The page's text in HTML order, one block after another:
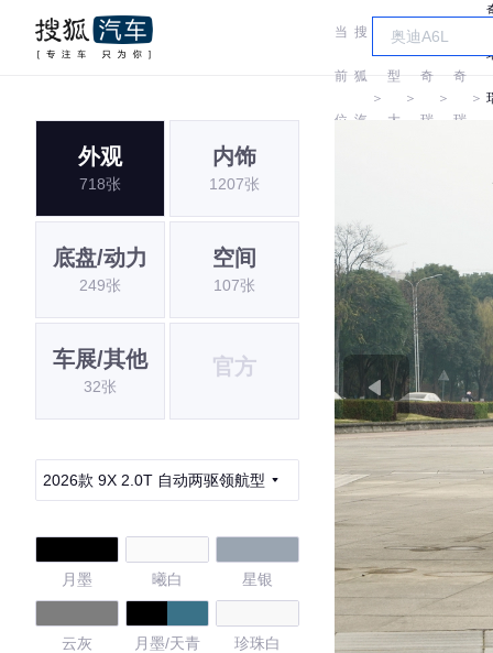
当
前
位
搜
狐
汽
＞
车
型
大
＞
奇
瑞
＞
奇
瑞
＞
9
外观
718张
内饰
1207张
底盘/动力
249张
空间
107张
车展/其他
32张
官方
2026款 9X 2.0T 自动两驱领航型
月墨 曦白 星银
云灰 月墨/天青 珍珠白